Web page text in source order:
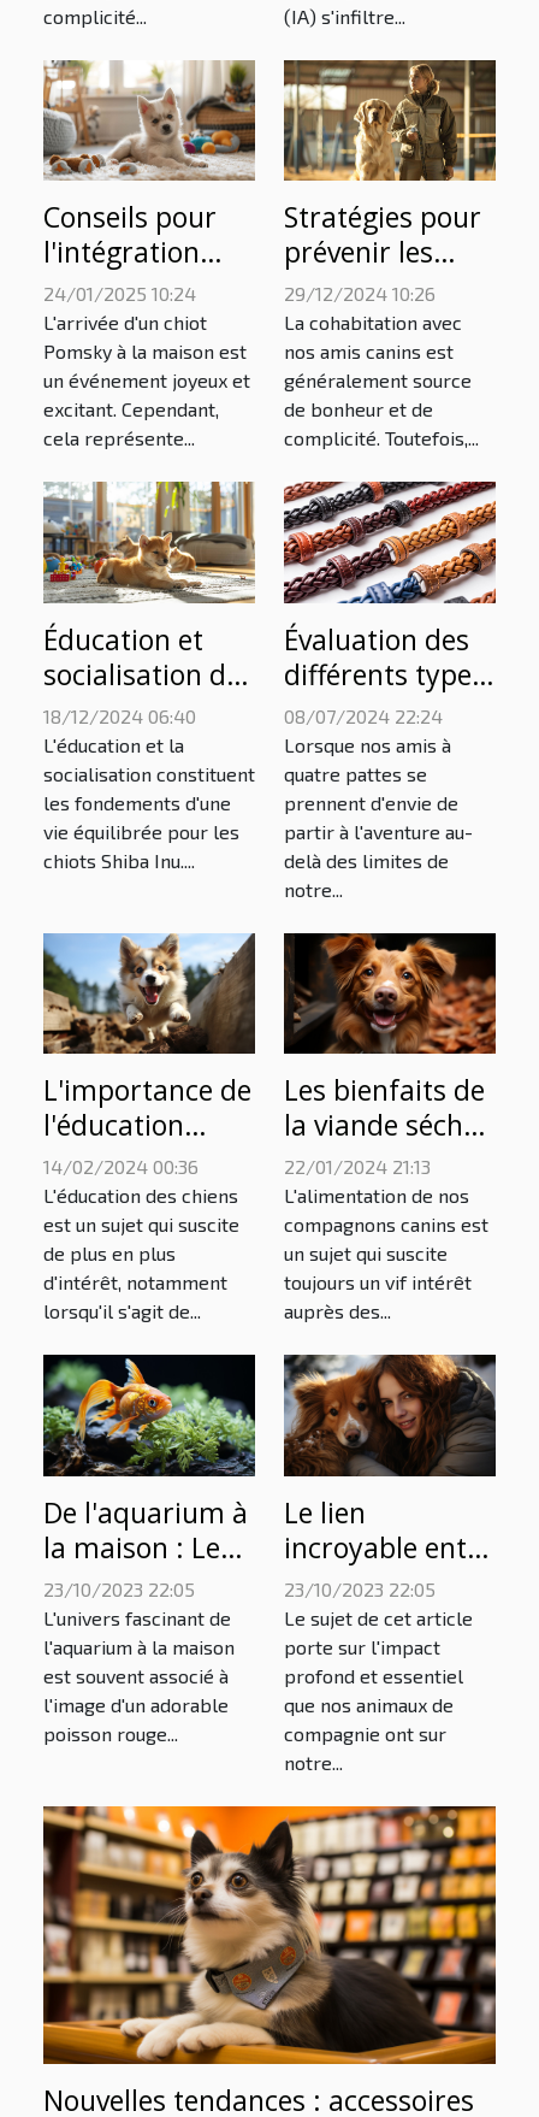
complicité...
(IA) s'infiltre...
Conseils pour
l'intégration
réussie d'un
chiot Pomsky
dans votre foyer
24/01/2025 10:24
L'arrivée d'un chiot
Pomsky à la maison est
un événement joyeux et
excitant. Cependant,
cela représente...
Stratégies pour
prévenir les
comportements
destructeurs
chez les chiens
29/12/2024 10:26
La cohabitation avec
nos amis canins est
généralement source
de bonheur et de
complicité. Toutefois,...
Éducation et
socialisation des
chiots Shiba Inu
dès leur
naissance
18/12/2024 06:40
L'éducation et la
socialisation constituent
les fondements d'une
vie équilibrée pour les
chiots Shiba Inu....
Évaluation des
différents types
de colliers anti-
fugue
08/07/2024 22:24
Lorsque nos amis à
quatre pattes se
prennent d'envie de
partir à l'aventure au-
delà des limites de
notre...
L'importance de
l'éducation
précoce pour les
chiots Pomsky
14/02/2024 00:36
L'éducation des chiens
est un sujet qui suscite
de plus en plus
d'intérêt, notamment
lorsqu'il s'agit de...
Les bienfaits de
la viande séchée
de porc comme
récompense
naturelle pour
les chiens
22/01/2024 21:13
L'alimentation de nos
compagnons canins est
un sujet qui suscite
toujours un vif intérêt
auprès des...
De l'aquarium à
la maison : Le
bien-être des
poissons rouges
23/10/2023 22:05
L'univers fascinant de
l'aquarium à la maison
est souvent associé à
l'image d'un adorable
poisson rouge...
Le lien
incroyable entre
nos animaux de
compagnie et
notre bien-être
23/10/2023 22:05
Le sujet de cet article
porte sur l'impact
profond et essentiel
que nos animaux de
compagnie ont sur
notre...
Nouvelles tendances : accessoires